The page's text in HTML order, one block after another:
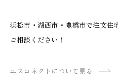
浜松市・湖西市・豊橋市で注文住
ご相談ください！
エスコネクトについて見る